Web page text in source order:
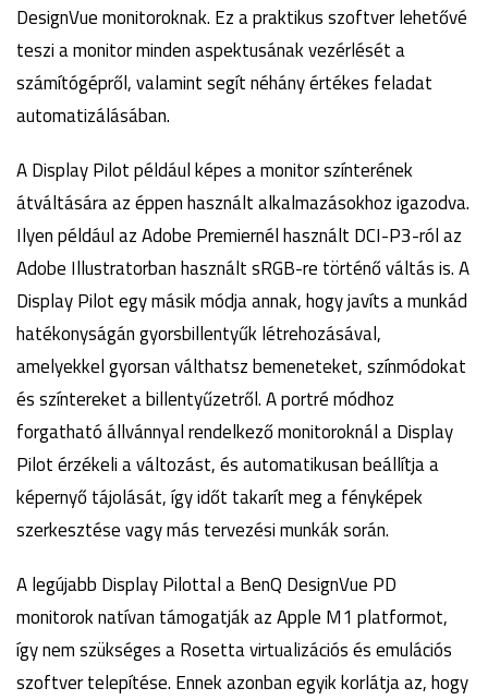
DesignVue monitoroknak. Ez a praktikus szoftver lehetővé
teszi a monitor minden aspektusának vezérlését a
számítógépről, valamint segít néhány értékes feladat
automatizálásában.
A Display Pilot például képes a monitor színterének
átváltására az éppen használt alkalmazásokhoz igazodva.
Ilyen például az Adobe Premiernél használt DCI-P3-ról az
Adobe Illustratorban használt sRGB-re történő váltás is. A
Display Pilot egy másik módja annak, hogy javíts a munkád
hatékonyságán gyorsbillentyűk létrehozásával,
amelyekkel gyorsan válthatsz bemeneteket, színmódokat
és színtereket a billentyűzetről. A portré módhoz
forgatható állvánnyal rendelkező monitoroknál a Display
Pilot érzékeli a változást, és automatikusan beállítja a
képernyő tájolását, így időt takarít meg a fényképek
szerkesztése vagy más tervezési munkák során.
A legújabb Display Pilottal a BenQ DesignVue PD
monitorok natívan támogatják az Apple M1 platformot,
így nem szükséges a Rosetta virtualizációs és emulációs
szoftver telepítése. Ennek azonban egyik korlátja az, hogy